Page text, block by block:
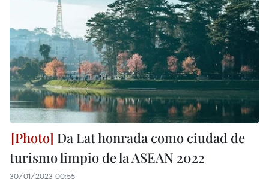
Da Lat honrada como ciudad de
turismo limpio de la ASEAN 2022
30/01/2023 00:55